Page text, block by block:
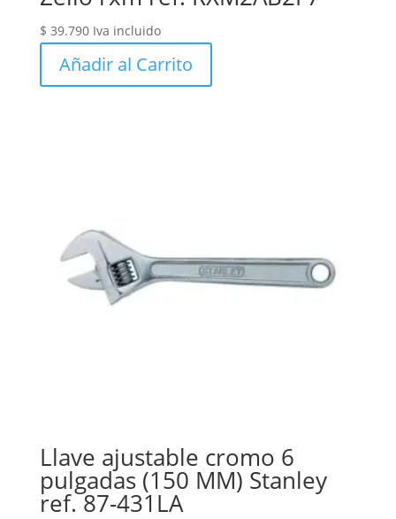
$ 39.790 Iva incluido
Añadir al Carrito
Llave ajustable cromo 6
pulgadas (150 MM) Stanley
ref. 87-431LA